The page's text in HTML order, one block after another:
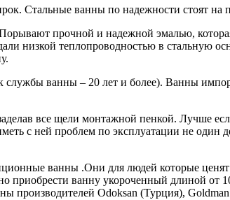
Стальные ванны по надежности стоят на
прочной и надежной эмалью,
низкой теплопроводностью в стальную
ванны – 20 лет и более). Ванны
все щели монтажной пенкой. Лучше
с ней проблем по эксплуатации не один
ванны .Они для людей которые ценят
приобрести ванну укороченный длиной от
производителей Odoksan (Турция),